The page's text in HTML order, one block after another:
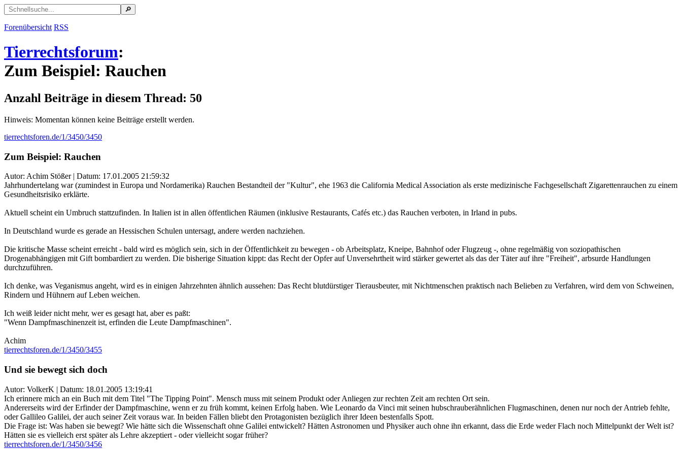
Forenübersicht RSS
Tierrechtsforum:
Zum Beispiel: Rauchen
Anzahl Beiträge in diesem Thread: 50
Hinweis: Momentan können keine Beiträge erstellt werden.
tierrechtsforen.de/1/3450/3450
Zum Beispiel: Rauchen
Autor: Achim Stößer | Datum: 17.01.2005 21:59:32
Jahrhundertelang war (zumindest in Europa und Nordamerika) Rauchen Bestandteil der "Kultur", ehe 1963 die California Medical Association als erste medizinische Fachgesellschaft Zigarettenrauchen zu einem
Gesundheitsrisiko erklärte.
Aktuell scheint ein Umbruch stattzufinden. In Italien ist in allen öffentlichen Räumen (inklusive Restaurants, Cafés etc.) das Rauchen verboten, in Irland in pubs.
In Deutschland wurde es gerade an Hessischen Schulen untersagt, andere werden nachziehen.
Die kritische Masse scheint erreicht - bald wird es möglich sein, sich in der Öffentlichkeit zu bewegen - ob Arbeitsplatz, Kneipe, Bahnhof oder Flugzeug -, ohne regelmäßig von soziopathischen
Drogenabhängigen mit Gift bombardiert zu werden. Die bisherige Situation kippt: das Recht der Opfer auf Unversehrtheit wird stärker gewertet als das der Täter auf ihre "Freiheit", arbsurde Handlungen
durchzuführen.
Ich denke, was Veganismus angeht, wird es in einigen Jahrzehnten ähnlich aussehen: Das Recht blutdürstiger Tierausbeuter, mit Nichtmenschen praktisch nach Belieben zu Verfahren, wird dem von Schweinen,
Rindern und Hühnern auf Leben weichen.
Ich weiß leider nicht mehr, wer es gesagt hat, aber es paßt:
"Wenn Dampfmaschinenzeit ist, erfinden die Leute Dampfmaschinen".
Achim
tierrechtsforen.de/1/3450/3455
Und sie bewegt sich doch
Autor: VolkerK | Datum: 18.01.2005 13:19:41
Ich erinnere mich an ein Buch mit dem Titel "The Tipping Point". Mensch muss mit seinem Produkt oder Anliegen zur rechten Zeit am rechten Ort sein.
Andererseits wird der Erfinder der Dampfmaschine, wenn er zu früh kommt, keinen Erfolg haben. Wie Leonardo da Vinci mit seinen hubschrauberähnlichen Flugmaschinen, denen nur noch der Antrieb fehlte,
oder Gallileo Galilei, der auch seiner Zeit voraus war. In beiden Fällen bliebt den Protagonisten bezüglich ihrer Ideen bestenfalls Spott.
Die Frage ist: Was haben sie bewegt? Wie hätte sich die Wissenschaft ohne Galilei entwickelt? Hätten Astronomen und Physiker auch ohne ihn erkannt, dass die Erde weder Flach noch Mittelpunkt der Welt ist?
Hätten sie es vielleich erst später als Lehre akzeptiert - oder vielleicht sogar früher?
tierrechtsforen.de/1/3450/3456